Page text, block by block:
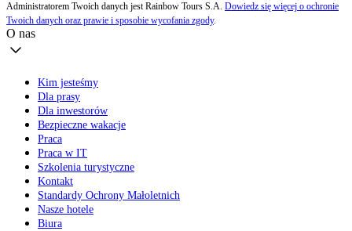
Administratorem Twoich danych jest Rainbow Tours S.A. Dowiedz się więcej o ochronie
Twoich danych oraz prawie i sposobie wycofania zgody.
O nas
Kim jesteśmy
Dla prasy
Dla inwestorów
Bezpieczne wakacje
Praca
Praca w IT
Szkolenia turystyczne
Kontakt
Standardy Ochrony Małoletnich
Nasze hotele
Biura